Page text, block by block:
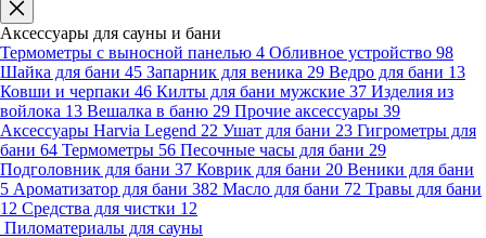
Аксессуары для сауны и бани
Термометры с выносной панелью 4 Обливное устройство 98
Шайка для бани 45 Запарник для веника 29 Ведро для бани 13
Ковши и черпаки 46 Килты для бани мужские 37 Изделия из
войлока 13 Вешалка в баню 29 Прочие аксессуары 39
Аксессуары Harvia Legend 22 Ушат для бани 23 Гигрометры для
бани 64 Термометры 56 Песочные часы для бани 29
Подголовник для бани 37 Коврик для бани 20 Веники для бани
5 Ароматизатор для бани 382 Масло для бани 72 Травы для бани
12 Средства для чистки 12
Пиломатериалы для сауны